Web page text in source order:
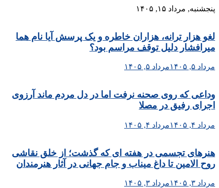
Skip
پنجشنبه, مرداد ۱۵, ۱۴۰۵
لغو هزار ترانه، هزاران خاطره و یک پرسش آیا نام هما
میرافشار دلیل توقف مراسم بود؟
مرداد ۵, ۱۴۰۵ مرداد ۵, ۱۴۰۵
وداعی که روی صحنه نرفت اما در دل مردم ماند آرزوی
اجرای رفیق در مصلا
مرداد ۴, ۱۴۰۵ مرداد ۴, ۱۴۰۵
هنرهای تجسمی در هفته ای که گذشت؛ از خلق نقاشی
روح الامین تا داغ میناب و جام جهانی در آثار هنرمندان
مرداد ۳, ۱۴۰۵ مرداد ۳, ۱۴۰۵